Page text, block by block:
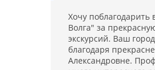
Хочу поблагодарить
Волга" за
экскурсий. Ваш
благодаря
Александровне.